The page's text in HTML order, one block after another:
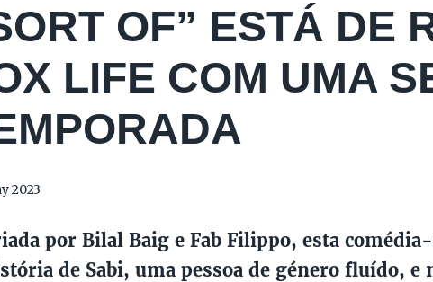
OF” ESTÁ DE
LIFE COM UMA
2023
por Bilal Baig e Fab Filippo, esta
de Sabi, uma pessoa de género fluído, e